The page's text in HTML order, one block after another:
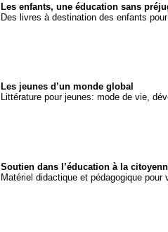
Les enfants, une éducation sans
Des livres à destination des enfants
Les jeunes d’un monde global
Littérature pour jeunes: mode de vie,
Soutien dans l’éducation à la
Matériel didactique et pédagogique